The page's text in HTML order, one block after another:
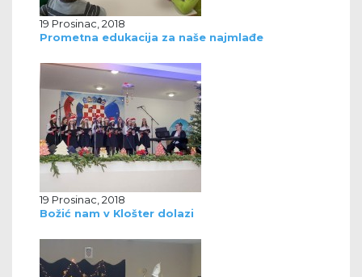
19 Prosinac, 2018
Prometna edukacija za naše najmlađe
19 Prosinac, 2018
Božić nam v Klošter dolazi